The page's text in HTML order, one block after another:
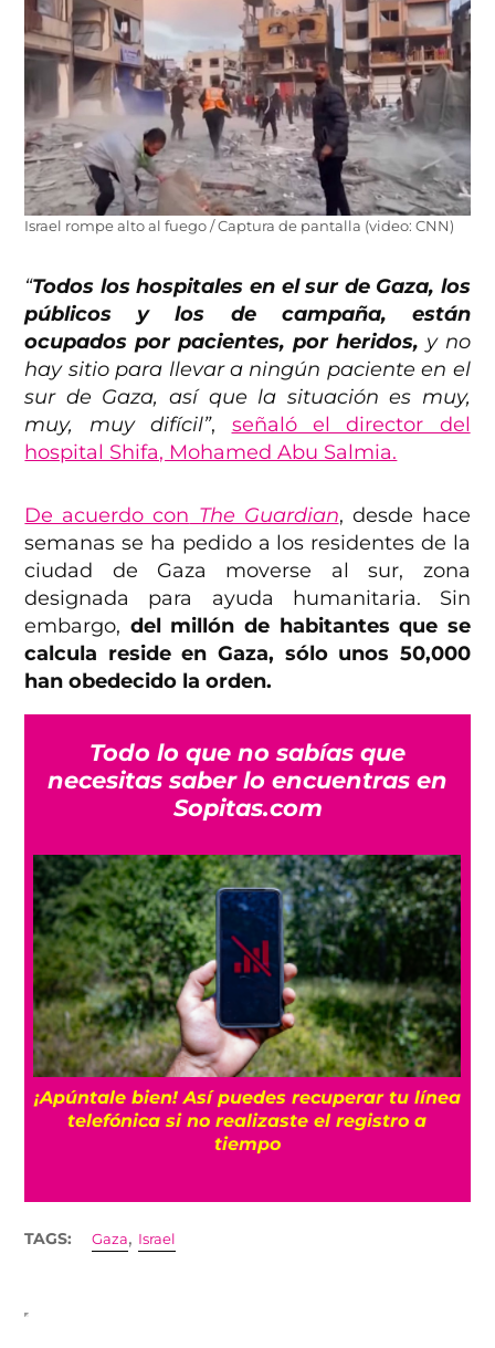
Israel rompe alto al fuego / Captura de pantalla (video: CNN)
“Todos los hospitales en el sur de Gaza, los
públicos y los de campaña, están
ocupados por pacientes, por heridos, y no
hay sitio para llevar a ningún paciente en el
sur de Gaza, así que la situación es muy,
muy, muy difícil”, señaló el director del
hospital Shifa, Mohamed Abu Salmia.
De acuerdo con The Guardian, desde hace
semanas se ha pedido a los residentes de la
ciudad de Gaza moverse al sur, zona
designada para ayuda humanitaria. Sin
embargo, del millón de habitantes que se
calcula reside en Gaza, sólo unos 50,000
han obedecido la orden.
Todo lo que no sabías que
necesitas saber lo encuentras en
Sopitas.com
¡Apúntale bien! Así puedes recuperar tu línea
telefónica si no realizaste el registro a
tiempo
TAGS: Gaza, Israel